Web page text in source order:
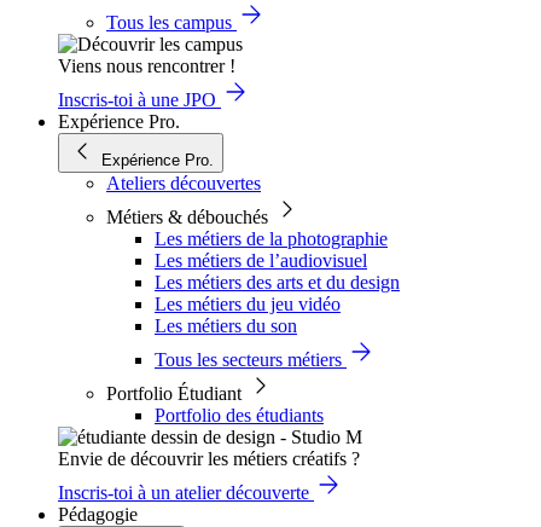
Tous les campus
Viens nous rencontrer !
Inscris-toi à une JPO
Expérience Pro.
Expérience Pro.
Ateliers découvertes
Métiers & débouchés
Les métiers de la photographie
Les métiers de l’audiovisuel
Les métiers des arts et du design
Les métiers du jeu vidéo
Les métiers du son
Tous les secteurs métiers
Portfolio Étudiant
Portfolio des étudiants
Envie de découvrir les métiers créatifs ?
Inscris-toi à un atelier découverte
Pédagogie